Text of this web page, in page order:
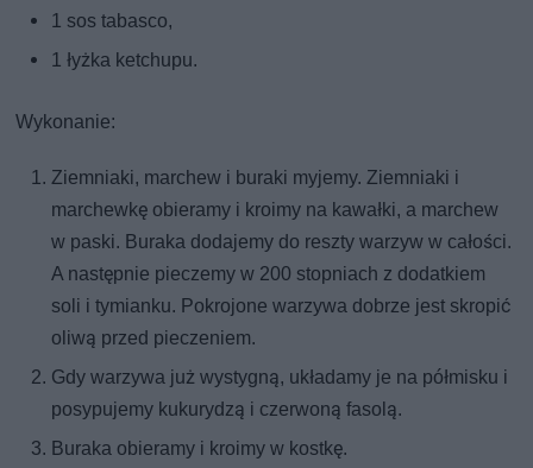
1 sos tabasco,
1 łyżka ketchupu.
Wykonanie:
Ziemniaki, marchew i buraki myjemy. Ziemniaki i
marchewkę obieramy i kroimy na kawałki, a marchew
w paski. Buraka dodajemy do reszty warzyw w całości.
A następnie pieczemy w 200 stopniach z dodatkiem
soli i tymianku. Pokrojone warzywa dobrze jest skropić
oliwą przed pieczeniem.
Gdy warzywa już wystygną, układamy je na półmisku i
posypujemy kukurydzą i czerwoną fasolą.
Buraka obieramy i kroimy w kostkę.